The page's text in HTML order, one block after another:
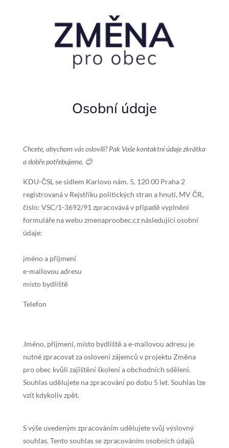
Osobní údaje
Chcete, abychom vás oslovili? Pak Vaše kontaktní údaje zkrátka
a dobře potřebujeme. 😊
KDU-ČSL se sídlem Karlovo nám. 5, 120 00 Praha 2
registrovaná v Rejstříku politických stran a hnutí, MV ČR,
číslo: VSC/1-3692/91 zpracovává v případě vyplnění
formuláře na webu zmenaproobec.cz následující osobní
údaje:
jméno a příjmení
e-mailovou adresu
místo bydliště
Telefon
Jméno, příjmení, místo bydliště a e-mailovou adresu je
nutné zpracovat za oslovení zájemců v projektu Změna
pro obec kvůli zajištění školení a obchodních sdělení.
Souhlas udělujete na zpracování po dobu 5 let. Souhlas lze
vzít kdykoliv zpět.
S výše uvedeným zpracováním udělujete svůj výslovný
souhlas. Tento souhlas se zpracováním osobních údajů